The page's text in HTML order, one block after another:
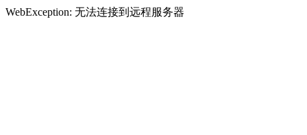
WebException: 无法连接到远程服务器